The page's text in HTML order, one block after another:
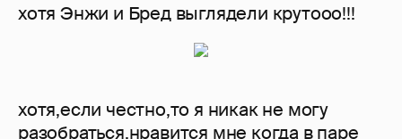
хотя Энжи и Бред выглядели крутооо!!!
хотя,если честно,то я никак не могу
разобраться,нравится мне когда в паре